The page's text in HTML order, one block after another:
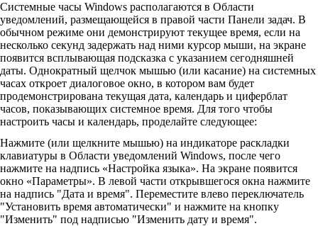
Системные часы Windows располагаются в Области
уведомлений, размещающейся в правой части Панели задач. В
обычном режиме они демонстрируют текущее время, если на
несколько секунд задержать над ними курсор мыши, на экране
появится всплывающая подсказка с указанием сегодняшней
даты. Однократный щелчок мышью (или касание) на системных
часах откроет диалоговое окно, в котором вам будет
продемонстрирована текущая дата, календарь и циферблат
часов, показывающих системное время. Для того чтобы
настроить часы и календарь, проделайте следующее:
Нажмите (или щелкните мышью) на индикаторе раскладки
клавиатуры в Области уведомлений Windows, после чего
нажмите на надпись «Настройка языка». На экране появится
окно «Параметры». В левой части открывшегося окна нажмите
на надпись "Дата и время". Переместите влево переключатель
"Установить время автоматически" и нажмите на кнопку
"Изменить" под надписью "Изменить дату и время".